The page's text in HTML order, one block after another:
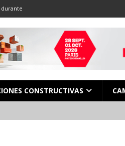
CONSTRUCTIVAS